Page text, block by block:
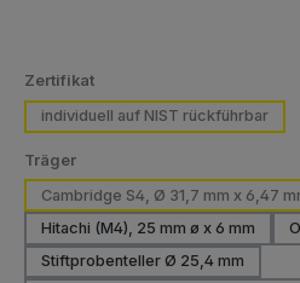
Zertifikatauswählen
individuell auf NIST rückführbar
Trägerauswählen
Cambridge S4, Ø 31,7 mm x 6,47
Hitachi (M4), 25 mm ø x 6 mm
Stiftprobenteller Ø 25,4 mm